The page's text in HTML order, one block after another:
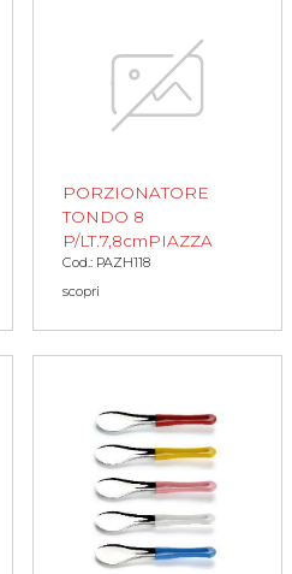
PORZIONATORE
TONDO 8
P/LT.7,8cmPIAZZA
Cod.: PAZH118
scopri